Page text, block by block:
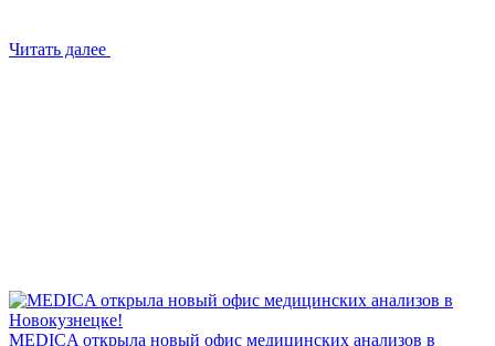
Читать далее
MEDICA открыла новый офис медицинских анализов в